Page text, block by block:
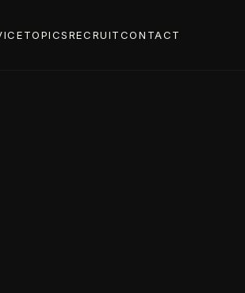
TOPICSRECRUITCONTACT